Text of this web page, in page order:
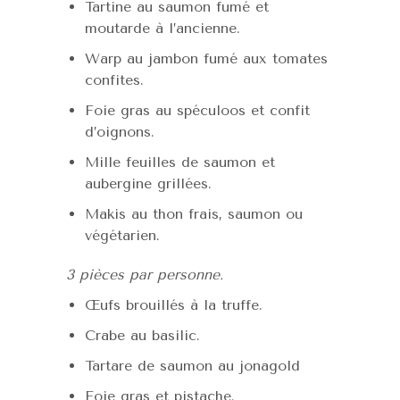
Tartine au saumon fumé et
moutarde à l’ancienne.
Warp au jambon fumé aux tomates
confites.
Foie gras au spéculoos et confit
d’oignons.
Mille feuilles de saumon et
aubergine grillées.
Makis au thon frais, saumon ou
végétarien.
3 pièces par personne.
Œufs brouillés à la truffe.
Crabe au basilic.
Tartare de saumon au jonagold
Foie gras et pistache.